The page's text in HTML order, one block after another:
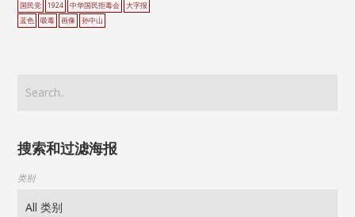
国民党 1924 中华国民拒毒会
大字报
蓝色
吸毒 画像 孙中山
搜索和过滤海报
类别